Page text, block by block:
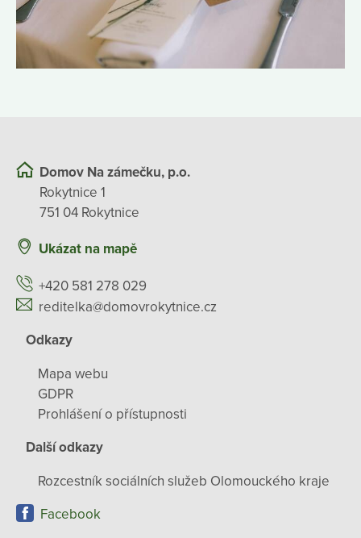
Domov Na zámečku, p.o.
Rokytnice 1
751 04 Rokytnice
Ukázat na mapě
+420 581 278 029
reditelka@domovrokytnice.cz
Odkazy
Mapa webu
GDPR
Prohlášení o přístupnosti
Další odkazy
Rozcestník sociálních služeb Olomouckého kraje
Facebook